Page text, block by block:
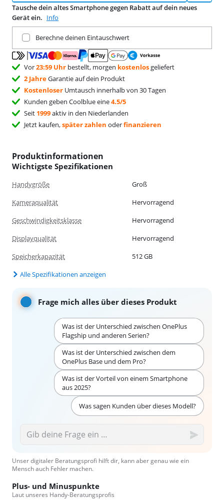
Tausche dein altes Smartphone gegen Rabatt auf dein neues
Gerät ein. Info
Berechne deinen Eintauschwert
Vor23:59 Uhr bestellt, morgen kostenlosgeliefert
2 JahreGarantie auf dein Produkt
Kostenloser Umtausch innerhalb von 30 Tagen
Kunden geben Coolblue eine4.5/5
Seit 1999aktiv in den Niederlanden
Jetzt kaufen,später zahlen oderfinanzieren
Produktinformationen
Wichtigste Spezifikationen
Handygröße
Groß
Kameraqualität
Hervorragend
Geschwindigkeitsklasse
Hervorragend
Displayqualität
Hervorragend
Speicherkapazität
512 GB
Alle Spezifikationen anzeigen
Frage mich alles über dieses Produkt
Was ist der Unterschied zwischen OnePlus
Flagship und anderen Serien?
Was ist der Unterschied zwischen dem
OnePlus Base und dem Pro?
Was ist der Vorteil von einem Smartphone
aus 2025?
Was sagen Kunden über dieses Modell?
Unser digitaler Beratungsprofi hilft dir, kann aber genau wie ein
Mensch auch Fehler machen.
Plus- und Minuspunkte
Laut unseres Handy-Beratungsprofis